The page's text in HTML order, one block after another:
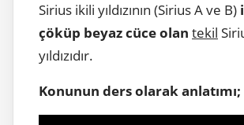
Sirius ikili yıldızının (Sirius A ve B)
çöküp beyaz cüce olan tekil
yıldızıdır.
Konunun ders olarak anlatımı;